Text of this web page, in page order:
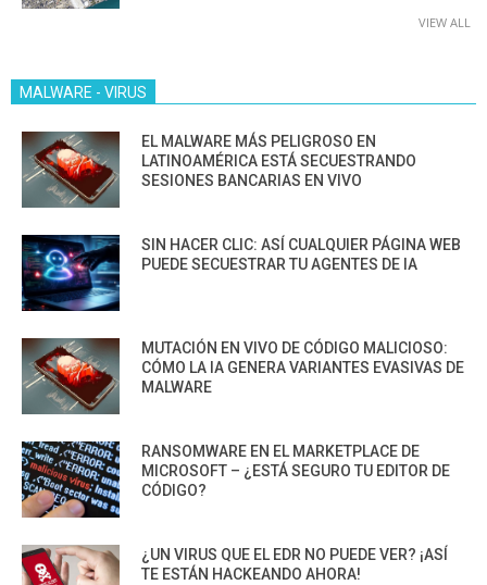
VIEW ALL
MALWARE - VIRUS
EL MALWARE MÁS PELIGROSO EN
LATINOAMÉRICA ESTÁ SECUESTRANDO
SESIONES BANCARIAS EN VIVO
SIN HACER CLIC: ASÍ CUALQUIER PÁGINA WEB
PUEDE SECUESTRAR TU AGENTES DE IA
MUTACIÓN EN VIVO DE CÓDIGO MALICIOSO:
CÓMO LA IA GENERA VARIANTES EVASIVAS DE
MALWARE
RANSOMWARE EN EL MARKETPLACE DE
MICROSOFT – ¿ESTÁ SEGURO TU EDITOR DE
CÓDIGO?
¿UN VIRUS QUE EL EDR NO PUEDE VER? ¡ASÍ
TE ESTÁN HACKEANDO AHORA!